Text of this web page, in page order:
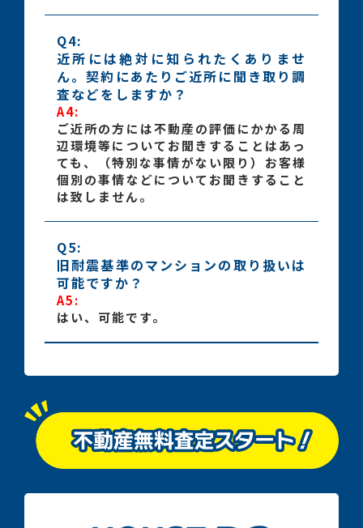
Q4:
近所には絶対に知られたくありませ
ん。契約にあたりご近所に聞き取り調
査などをしますか？
A4:
ご近所の方には不動産の評価にかかる周
辺環境等についてお聞きすることはあっ
ても、（特別な事情がない限り）お客様
個別の事情などについてお聞きすること
は致しません。
Q5:
旧耐震基準のマンションの取り扱いは
可能ですか？
A5:
はい、可能です。